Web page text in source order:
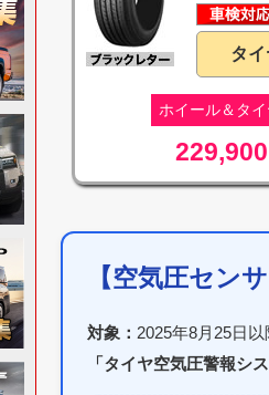
タ
ホイール＆タ
229,900
【空気圧セン
対象： 2025年8月25日
「タイヤ空気圧警報シ